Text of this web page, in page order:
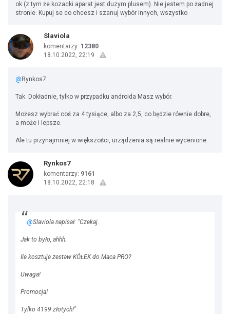
ok (z tym że kozacki aparat jest duzym plusem). Nie jestem po żadnej
stronie. Kupuj se co chcesz i szanuj wybór innych, wszystko
Slaviola
komentarzy: 12380
18.10.2022, 22:19
@ Rynkos7:
Tak. Dokładnie, tylko w przypadku androida Masz wybór.
Możesz wybrać coś za 4 tysiące, albo za 2,5, co będzie równie dobre,
a może i lepsze.
Ale tu przynajmniej w większości, urządzenia są realnie wycenione.
Rynkos7
komentarzy: 9161
18.10.2022, 22:18
@Slaviola napisał: "Czekaj.
Jak to było, ahhh.
Ile kosztuje zestaw KÓŁEK do Maca PRO?
Uwaga!
Promocja!
Tylko 4199 złotych!"